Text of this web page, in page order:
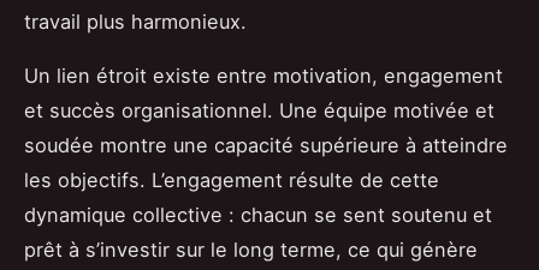
travail plus harmonieux.
Un lien étroit existe entre motivation, engagement
et succès organisationnel. Une équipe motivée et
soudée montre une capacité supérieure à atteindre
les objectifs. L’engagement résulte de cette
dynamique collective : chacun se sent soutenu et
prêt à s’investir sur le long terme, ce qui génère